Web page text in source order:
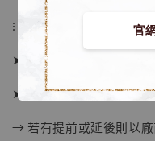
官
⁝
➤ 預購截止日：售完即止
➤ 預計發貨日：2026年
→ 若有提前或延後則以